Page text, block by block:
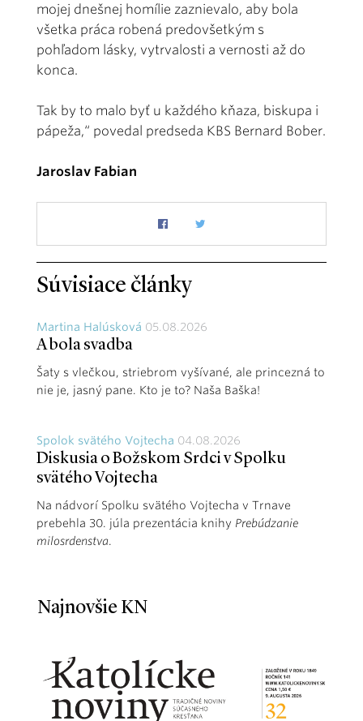
mojej dnešnej homílie zaznievalo, aby bola
všetka práca robená predovšetkým s
pohľadom lásky, vytrvalosti a vernosti až do
konca.
Tak by to malo byť u každého kňaza, biskupa i
pápeža,“ povedal predseda KBS Bernard Bober.
Jaroslav Fabian
Súvisiace články
Martina Halúsková 05.08.2026
A bola svadba
Šaty s vlečkou, striebrom vyšívané, ale princezná to
nie je, jasný pane. Kto je to? Naša Baška!
Spolok svätého Vojtecha 04.08.2026
Diskusia o Božskom Srdci v Spolku
svätého Vojtecha
Na nádvorí Spolku svätého Vojtecha v Trnave
prebehla 30. júla prezentácia knihy Prebúdzanie
milosrdenstva.
Najnovšie KN